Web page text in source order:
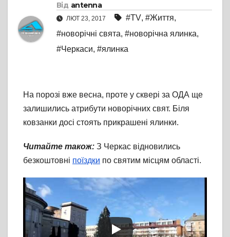
Від antenna
ЛЮТ 23, 2017 #TV, #Життя,
#новорічні свята, #новорічна ялинка,
#Черкаси, #ялинка
На порозі вже весна, проте у сквері за ОДА ще
залишились атрибути новорічних свят. Біля
ковзанки досі стоять прикрашені ялинки.
Читайте також: З Черкас відновились
безкоштовні поїздки по святим місцям області.